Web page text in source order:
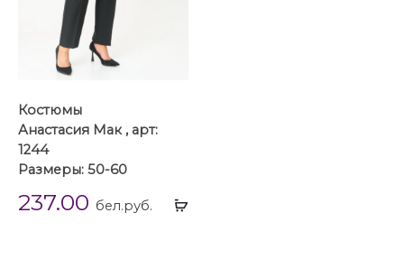
Выбрать
Костюмы
Анастасия Мак , арт:
1244
Размеры: 50-60
237.00 бел.руб.